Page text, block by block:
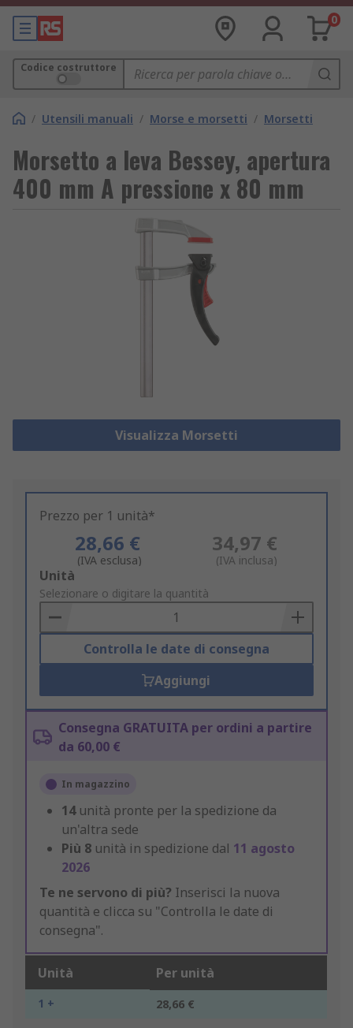
0
Codice costruttore
/ Utensili manuali / Morse e morsetti / Morsetti
Morsetto a leva Bessey, apertura
400 mm A pressione x 80 mm
Visualizza Morsetti
Prezzo per 1 unità*
28,66 €
(IVA esclusa)
34,97 €
(IVA inclusa)
Add
to
Basket
Unità
Selezionare o digitare la quantità
Controlla le date di consegna
Aggiungi
Consegna GRATUITA per ordini a partire
da 60,00 €
In magazzino
14 unità pronte per la spedizione da
un'altra sede
Più 8 unità in spedizione dal 11 agosto
2026
Te ne servono di più? Inserisci la nuova
quantità e clicca su "Controlla le date di
consegna".
Unità Per unità
1 + 28,66 €